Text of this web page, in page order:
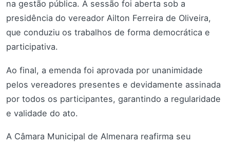
na gestão pública. A sessão foi aberta sob a
presidência do vereador Ailton Ferreira de Oliveira,
que conduziu os trabalhos de forma democrática e
participativa.
Ao final, a emenda foi aprovada por unanimidade
pelos vereadores presentes e devidamente assinada
por todos os participantes, garantindo a regularidade
e validade do ato.
A Câmara Municipal de Almenara reafirma seu